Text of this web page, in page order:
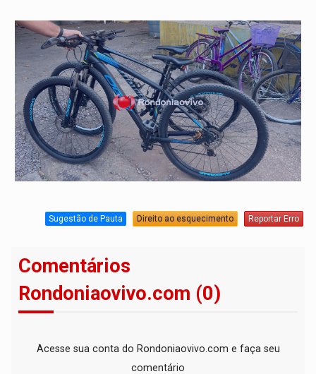
Sugestão de Pauta Direito ao esquecimento Reportar Erro
Comentários
Rondoniaovivo.com (0)
Acesse sua conta do Rondoniaovivo.com e faça seu
comentário